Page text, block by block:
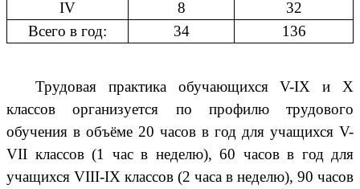
IV
8
32
Всего в год:
34 136
Трудовая практика обучающихся V-IX и X
классов организуется по профилю трудового
обучения в объёме 20 часов в год для учащихся V-
VII классов (1 час в неделю), 60 часов в год для
учащихся VIII-IX классов (2 часа в неделю), 90 часов